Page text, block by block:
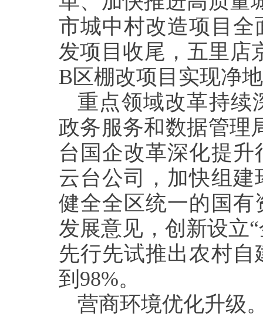
市城中村改造项目
发项目收尾，五里店
B区棚改项目实现净
重点领域改革持续
政务服务和数据管理
台国企改革深化提
云台公司，加快组
健全全区统一的国
发展意见，创新设立
先行先试推出农村
到98%。
营商环境优化升级